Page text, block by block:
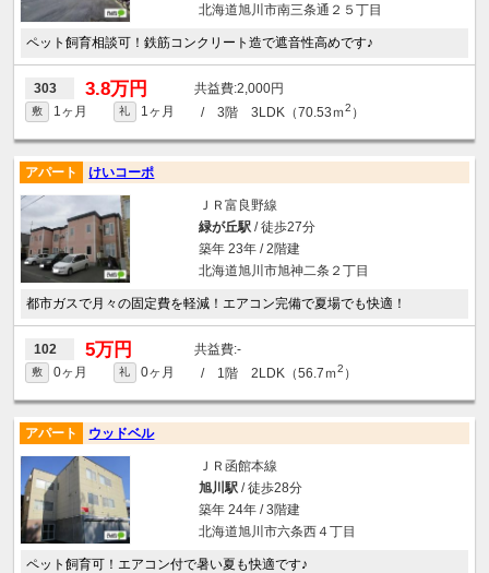
北海道旭川市南三条通２５丁目
ペット飼育相談可！鉄筋コンクリート造で遮音性高めです♪
303 3.8万円 2,000円
敷 1ヶ月 礼 1ヶ月 / 3階 3LDK（70.53ｍ2 ）
アパート けいコーポ
ＪＲ富良野線
緑が丘駅/ 徒歩27分
築年 23年 / 2階建
北海道旭川市旭神二条２丁目
都市ガスで月々の固定費を軽減！エアコン完備で夏場でも快適！
102 5万円 -
敷 0ヶ月 礼 0ヶ月 / 1階 2LDK（56.7ｍ2 ）
アパート ウッドベル
ＪＲ函館本線
旭川駅/ 徒歩28分
築年 24年 / 3階建
北海道旭川市六条西４丁目
ペット飼育可！エアコン付で暑い夏も快適です♪